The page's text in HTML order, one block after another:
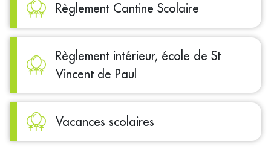
Règlement Cantine Scolaire
Règlement intérieur, école de St
Vincent de Paul
Vacances scolaires